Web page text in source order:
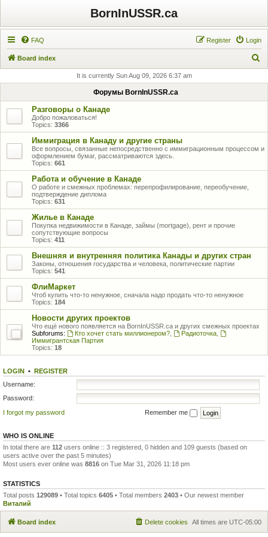
BornInUSSR.ca
FAQ Login
Register
Board index
r
It is currently Sun Aug 09, 2026 6:37 am
Форумы BornInUSSR.ca
Разговоры о Канаде
Добро пожаловаться!
Topics: 3366
Иммиграция в Канаду и другие страны
Все вопросы, связанные непосредственно с иммиграционным процессом и
оформлением бумаг, рассматриваются здесь.
Topics: 661
Работа и обучение в Канаде
О работе и смежных проблемах: перепрофилирование, переобучение,
подтверждение диплома
Topics: 631
Жилье в Канаде
Покупка недвижимости в Канаде, займы (mortgage), рент и прочие
сопутствующие вопросы
Topics: 411
Внешняя и внутренняя политика Канады и других стран
Законы, отношения государства и человека, политические партии
Topics: 541
ФлиМаркет
Чтоб купить что-то ненужное, сначала надо продать что-то ненужное
Topics: 184
Новости других проектов
Что ещё нового появляется на BornInUSSR.ca и других смежных проектах
Subforums:
Кто хочет стать миллионером?, Радиоточка,
Иммигрантская Партия
Topics: 18
LOGIN • REGISTER
Username:
Password:
I forgot my password
Remember me
WHO IS ONLINE
In total there are 112 users online :: 3 registered, 0 hidden and 109 guests (based on
users active over the past 5 minutes)
Most users ever online was 8816 on Tue Mar 31, 2026 11:18 pm
STATISTICS
Total posts 129089 • Total topics 6405 • Total members 2403 • Our newest member
Виталий
Board index All times are UTC-05:00
Delete cookies